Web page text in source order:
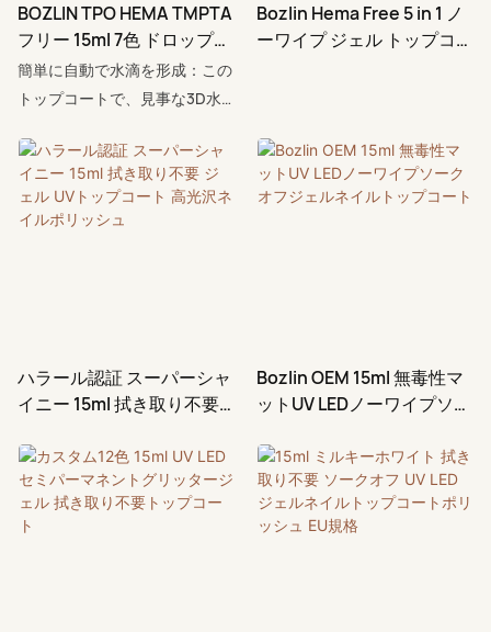
BOZLIN TPO HEMA TMPTA
フリー 15ml 7色 ドロップレ
ットトップコートジェル
3Dウォーターエフェクト
簡単に自動で水滴を形成：この
トップコートで、見事な3D水
要：単独では効果がありませ
ん。ふっくらとしたビーズ効果
を得るには、まずBOZLINクリ
ップマニキュアに特別な道具は
必要ありません。
Bozlin Hema Free 5 in 1 ノ
ーワイプ ジェル トップコー
ハラール認証 スーパーシャ
イニー 15ml 拭き取り不要
光沢ネイルポリッシュ
Bozlin OEM 15ml 無毒性マ
ットUV LEDノーワイプソー
コート